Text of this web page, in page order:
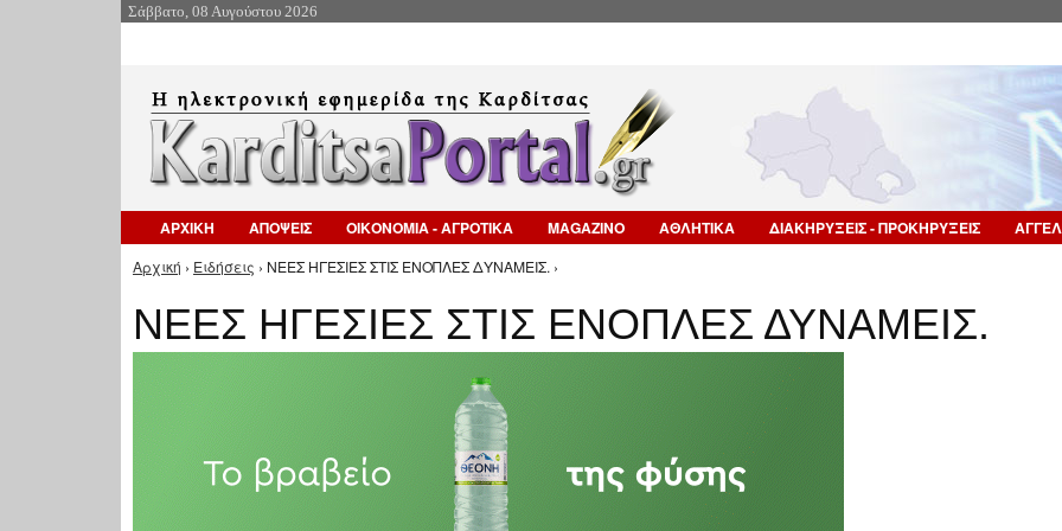
Σάββατο, 08 Αυγούστου 2026
ΑΡΧΙΚΗ ΑΠΟΨΕΙΣ ΟΙΚΟΝΟΜΙΑ - ΑΓΡΟΤΙΚΑ MAGAZINO ΑΘΛΗΤΙΚΑ ΔΙΑΚΗΡΥΞΕΙΣ - ΠΡΟΚΗΡΥΞΕΙΣ
Είστε εδώ
Αρχική › Ειδήσεις › ΝΕΕΣ ΗΓΕΣΙΕΣ ΣΤΙΣ ΕΝΟΠΛΕΣ ΔΥΝΑΜΕΙΣ. ›
ΝΕΕΣ ΗΓΕΣΙΕΣ ΣΤΙΣ ΕΝΟΠΛΕΣ ΔΥΝΑΜΕΙΣ.